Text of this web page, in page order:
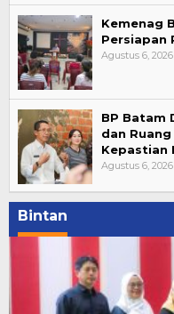
Kemenag
Persiapan
Agustus 6, 2026
BP Batam
dan
Kepastian
Agustus 6, 2026
Bintan